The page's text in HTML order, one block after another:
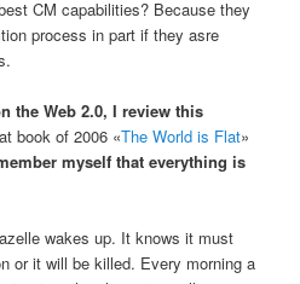
CM capabilities? Because they
process in part if they asre
the Web 2.0, I review this
book of 2006 «The World is Flat»
myself that everything is
wakes up. It knows it must
or it will be killed. Every morning a